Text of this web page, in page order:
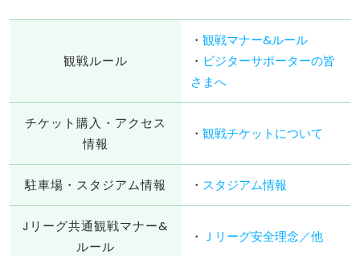
観戦ルール
・ 観戦マナー&ルール
・ ビジターサポーターの皆
さまへ
チケット購入・アクセス
情報
・ 観戦チケットについて
駐車場・スタジアム情報 ・ スタジアム情報
Jリーグ共通観戦マナー&
ルール
・ Ｊリーグ安全理念／他